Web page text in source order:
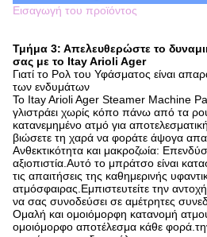
Εισαγωγή του προϊόντος
Τμήμα 3: Απελευθερώστε το
σας με το Itay Arioli Ager
Γιατί το Ρολ του Υφάσματος είναι
των ενδυμάτων
Το Itay Arioli Ager Steamer Machine
γλιστράει χωρίς κόπο πάνω από τα
κατανεμημένο ατμό για
βιώσετε τη χαρά να φοράτε άψογα
Ανθεκτικότητα και μακροζωία:
αξιοπιστία.Αυτό το μπράτσο είναι
τις απαιτήσεις της καθημερινής
ατμόσφαιρας.Εμπιστευτείτε την
να σας συνοδεύσει σε αμέτρητες
Ομαλή και ομοιόμορφη κατανομή
ομοιόμορφο αποτέλεσμα κάθε